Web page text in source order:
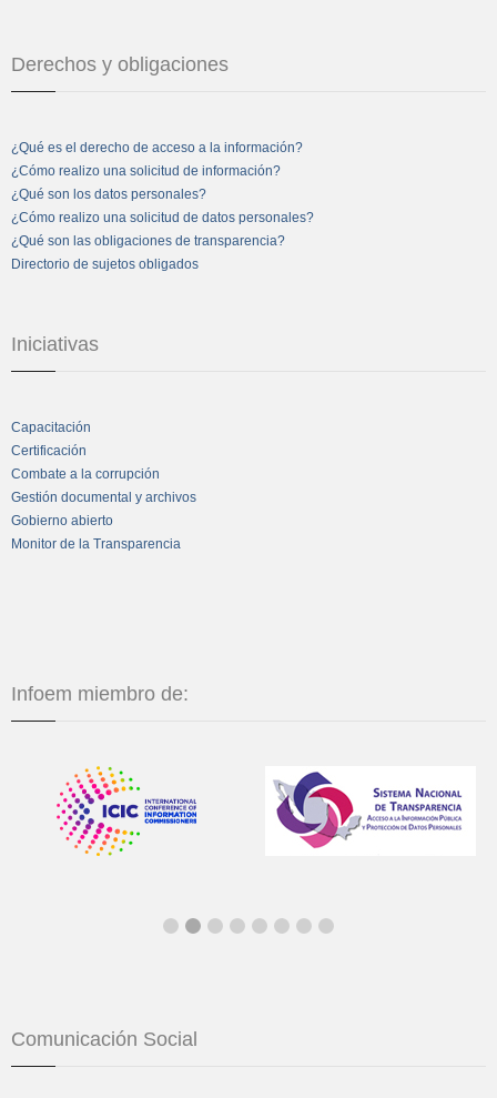
Derechos y obligaciones
¿Qué es el derecho de acceso a la información?
¿Cómo realizo una solicitud de información?
¿Qué son los datos personales?
¿Cómo realizo una solicitud de datos personales?
¿Qué son las obligaciones de transparencia?
Directorio de sujetos obligados
Iniciativas
Capacitación
Certificación
Combate a la corrupción
Gestión documental y archivos
Gobierno abierto
Monitor de la Transparencia
Infoem miembro de:
Comunicación Social